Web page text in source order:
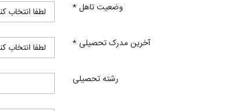
وضعیت تاهل*
آخرین مدرک تحصیلی *
رشته تحصیلی